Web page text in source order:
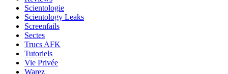
Scientologie
Scientology Leaks
Screenfails
Sectes
Trucs AFK
Tutoriels
Vie Privée
Warez